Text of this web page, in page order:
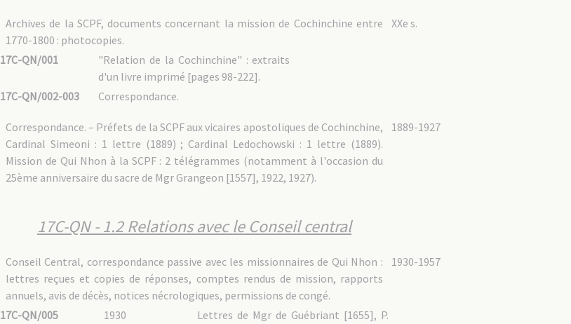
XXe s.
Archives de la SCPF, documents concernant la mission de Cochinchine entre
1770-1800 : photocopies.
17C-QN/001
"Relation de la Cochinchine" : extraits
d'un livre imprimé [pages 98-222].
17C-QN/002-003
Correspondance.
1889-1927
Correspondance. – Préfets de la SCPF aux vicaires apostoliques de Cochinchine,
Cardinal Simeoni : 1 lettre (1889) ; Cardinal Ledochowski : 1 lettre (1889).
Mission de Qui Nhon à la SCPF : 2 télégrammes (notamment à l'occasion du
25ème anniversaire du sacre de Mgr Grangeon [1557], 1922, 1927).
17C-QN - 1.2 Relations avec le Conseil central
1930-1957
Conseil Central, correspondance passive avec les missionnaires de Qui Nhon :
lettres reçues et copies de réponses, comptes rendus de mission, rapports
annuels, avis de décès, notices nécrologiques, permissions de congé.
17C-QN/005
1930
Lettres de Mgr de Guébriant [1655], P.